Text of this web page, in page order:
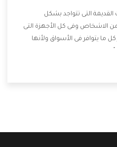
التى تتواجد بشكل
الاشخاص وفى كل الأجهزة التى
ما يتوافر فى الأسواق ولأنها
العروض والخصومات التى تسهل